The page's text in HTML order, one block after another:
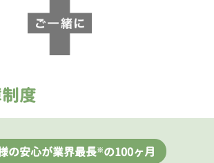
度
の安心が業界最長※の100ヶ月